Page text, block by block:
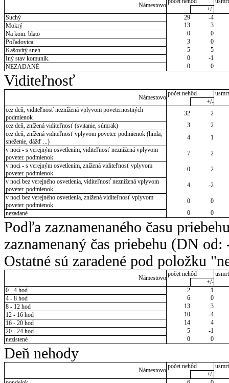
Námestovo
+/-
Suchý
29
-4
Mokrý
13
3
Na kom. blato
0
0
Poľadovica
3
0
Kašovitý sneh
5
5
Iný stav komunik.
0
-1
NEZADANÉ
0 0
Viditeľnosť
Námestovo
počet nehôd
+/-
cez deň, viditeľnosť neznížená vplyvom poveternostných
podmienok
32
2
cez deň, znížená viditeľnosť (svitanie, súmrak)
3
2
cez deň, znížená viditeľnosť vplyvom poveter. podmienok (hmla,
sneženie, dážď ...)
4
1
v noci - s verejným osvetlením, viditeľnosť neznížená vplyvom
poveter. podmienok
7
2
v noci - s verejným osvetlením, znížená viditeľnosť vplyvom
poveter. podmienok
0
-2
v noci bez verejného osvetlenia, viditeľnosť neznížená vplyvom
poveter. podmienok
4
-2
v noci bez verejného osvetlenia, znížená viditeľnosť vplyvom
poveter. podmienok
0
0
nezadané
0 0
Podľa zaznamenaného času
zaznamenaný čas priebehu (DN
Ostatné sú zaradené pod položku
Námestovo
počet nehôd
+/-
0 - 4 hod
2
1
4 - 8 hod
6
0
8 - 12 hod
13
3
12 - 16 hod
10
-4
16 - 20 hod
14
4
20 - 24 hod
5
-1
nezistené
0 0
Deň nehody
Námestovo
počet nehôd
+/-